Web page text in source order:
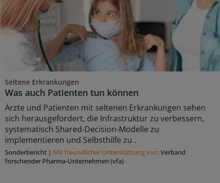
Seltene Erkrankungen
Was auch Patienten tun können
Ärzte und Patienten mit seltenen Erkrankungen sehen
sich herausgefordert, die Infrastruktur zu verbessern,
systematisch Shared-Decision-Modelle zu
implementieren und Selbsthilfe zu .
Sonderbericht | Mit freundlicher Unterstützung von:Verband
forschender Pharma-Unternehmen (vfa)